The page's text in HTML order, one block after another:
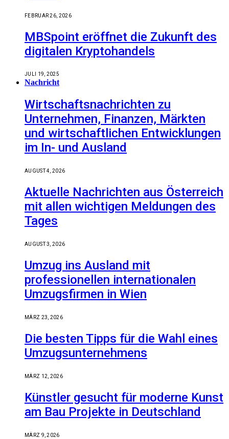
FEBRUAR 26, 2026
MBSpoint eröffnet die Zukunft des
digitalen Kryptohandels
JULI 19, 2025
Nachricht
Wirtschaftsnachrichten zu
Unternehmen, Finanzen, Märkten
und wirtschaftlichen Entwicklungen
im In- und Ausland
AUGUST 4, 2026
Aktuelle Nachrichten aus Österreich
mit allen wichtigen Meldungen des
Tages
AUGUST 3, 2026
Umzug ins Ausland mit
professionellen internationalen
Umzugsfirmen in Wien
MÄRZ 23, 2026
Die besten Tipps für die Wahl eines
Umzugsunternehmens
MÄRZ 12, 2026
Künstler gesucht für moderne Kunst
am Bau Projekte in Deutschland
MÄRZ 9, 2026